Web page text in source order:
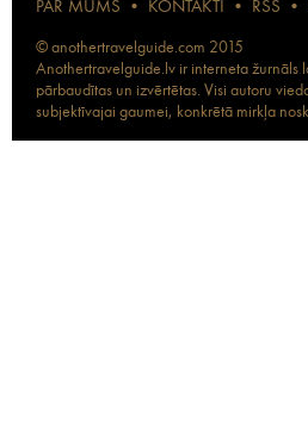
PAR MUMS • KONTAKTI • RSS •
© anothertravelguide.com 2015
Anothertravelguide.lv ir interneta žurnāls
pārbaudītas un izvērtētas. Visi autoru
subjektīvajai gaumei, konkrētā mirkļa